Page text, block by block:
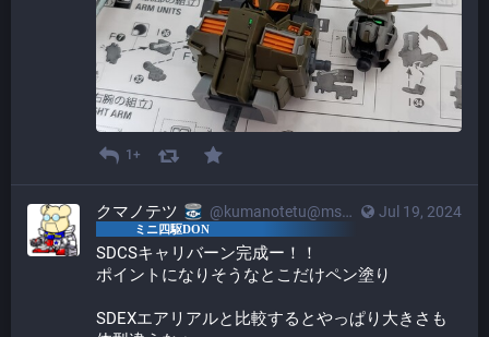
1+
Jul 19, 2024
クマノテツ @kumanotetu@mstdn.mini4wd-engineer.com
SDCSキャリバーン完成ー！！
ポイントになりそうなとこだけペン塗り
SDEXエアリアルと比較するとやっぱり大きさも